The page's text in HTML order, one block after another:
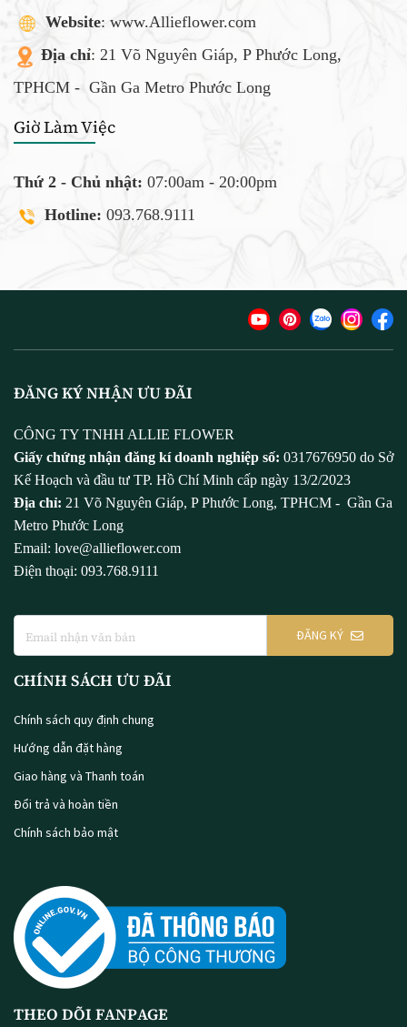
Website: www.Allieflower.com
Địa chỉ: 21 Võ Nguyên Giáp, P Phước Long,
TPHCM - Gần Ga Metro Phước Long
Giờ Làm Việc
Thứ 2 - Chủ nhật: 07:00am - 20:00pm
Hotline: 093.768.9111
ĐĂNG KÝ NHẬN ƯU ĐÃI
CÔNG TY TNHH ALLIE FLOWER
Giấy chứng nhận đăng kí doanh nghiệp số: 0317676950 do Sở
Kế Hoạch và đầu tư TP. Hồ Chí Minh cấp ngày 13/2/2023
Địa chỉ: 21 Võ Nguyên Giáp, P Phước Long, TPHCM - Gần Ga
Metro Phước Long
Email: love@allieflower.com
Điện thoại: 093.768.9111
ĐĂNG KÝ
CHÍNH SÁCH ƯU ĐÃI
Chính sách quy định chung
Hướng dẫn đặt hàng
Giao hàng và Thanh toán
Đổi trả và hoàn tiền
Chính sách bảo mật
THEO DÕI FANPAGE